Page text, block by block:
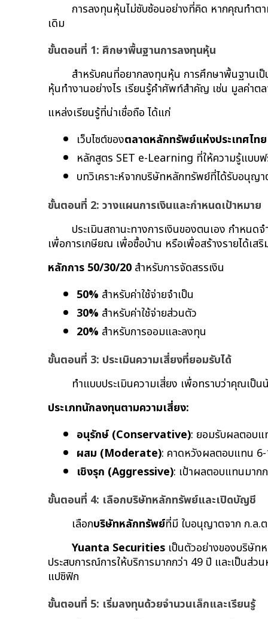
การลงทุนหุ้นไม่ซับซ้อนอย่างที่คิด หากคุณทำต
เดิม
ขั้นตอนที่ 1: ศึกษาพื้นฐานการลงทุนหุ้น
สำหรับคนที่อยากลงทุนหุ้น การศึกษาพื้นฐานเป็
หุ้นทำงานอย่างไร เรียนรู้คำศัพท์สำคัญ เช่น มูลค่า
แหล่งเรียนรู้ที่น่าเชื่อถือ ได้แก่
เว็บไซต์ของตลาดหลักทรัพย์แห่งประเทศไท
หลักสูตร SET e-Learning ที่ให้ความรู้แบบ
บทวิเคราะห์จากบริษัทหลักทรัพย์ที่ได้รับอนุญ
ขั้นตอนที่ 2: วางแผนการเงินและกำหนดเป้าหมาย
ประเมินสถานะทางการเงินของตนเอง กำหนด
เพื่อการเกษียณ เพื่อซื้อบ้าน หรือเพื่อสร้างรายได้เสริ
หลักการ 50/30/20 สำหรับการจัดสรรเงิน
50% สำหรับค่าใช้จ่ายจำเป็น
30% สำหรับค่าใช้จ่ายส่วนตัว
20% สำหรับการออมและลงทุน
ขั้นตอนที่ 3: ประเมินความเสี่ยงที่ยอมรับได้
ทำแบบประเมินความเสี่ยง เพื่อทราบว่าคุณเป็
ประเภทนักลงทุนตามความเสี่ยง:
อนุรักษ์ (Conservative): ยอมรับผลตอบ
ผสม (Moderate): คาดหวังผลตอบแทน
เชิงรุก (Aggressive): เป้าผลตอบแทนมาก
ขั้นตอนที่ 4: เลือกบริษัทหลักทรัพย์และเปิดบัญชี
เลือกบริษัทหลักทรัพย์ที่มี ใบอนุญาตจาก ก.ล.
Yuanta Securities เป็นตัวอย่างของบริษัท
ประสบการณ์การให้บริการมากกว่า 49 ปี และเป็นส่
แปซิฟิก
ขั้นตอนที่ 5: เริ่มลงทุนด้วยจำนวนเล็กและเรียนรู้